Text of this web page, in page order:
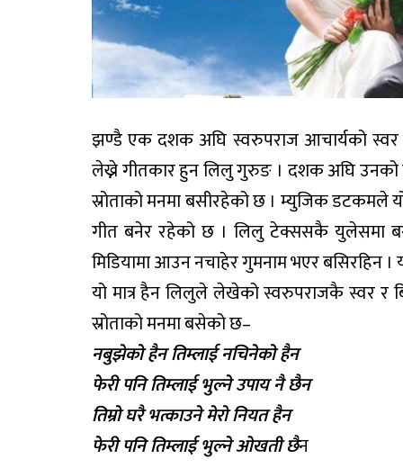
झण्डै एक दशक अघि स्वरुपराज आचार्यको स्वर
लेख्ने गीतकार हुन लिलु गुरुङ । दशक अघि उनको
स्रोताको मनमा बसीरहेको छ । म्युजिक डटकमले
गीत बनेर रहेको छ । लिलु टेक्ससकै युलेसमा
मिडियामा आउन नचाहेर गुमनाम भएर बसिरहिन
यो मात्र हैन लिलुले लेखेको स्वरुपराजकै स्वर र
स्रोताको मनमा बसेको छ–
नबुझेको हैन तिम्लाई नचिनेको हैन
फेरी पनि तिम्लाई भुल्ने उपाय नै छैन
तिम्रो घरै भत्काउने मेरो नियत हैन
फेरी पनि तिम्लाई भुल्ने ओखती छैन